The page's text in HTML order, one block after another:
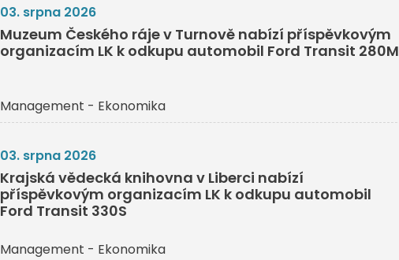
03. srpna 2026
Muzeum Českého ráje v Turnově nabízí příspěvkovým
organizacím LK k odkupu automobil Ford Transit 280M
Management - Ekonomika
03. srpna 2026
Krajská vědecká knihovna v Liberci nabízí
příspěvkovým organizacím LK k odkupu automobil
Ford Transit 330S
Management - Ekonomika